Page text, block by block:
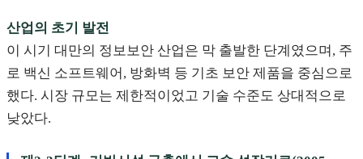
산업의 초기 발전
이 시기 대만의 정보보안 산업은 막 출발한 단계였으며, 주
로 백신 소프트웨어, 방화벽 등 기초 보안 제품을 중심으로
했다. 시장 규모는 제한적이었고 기술 수준도 상대적으로
낮았다.